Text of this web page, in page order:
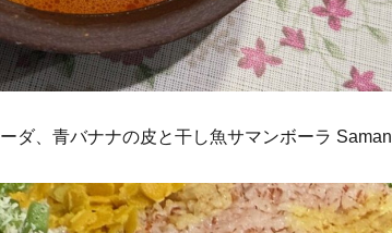
ダ、青バナナの皮と干し魚サマンボーラ Saman